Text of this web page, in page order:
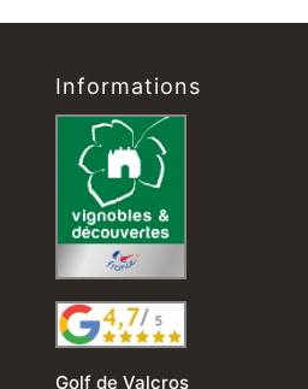
Informations
Golf de Valcros